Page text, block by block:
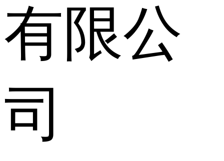
有限公
司